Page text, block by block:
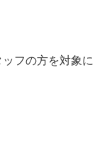
フの方を対象に